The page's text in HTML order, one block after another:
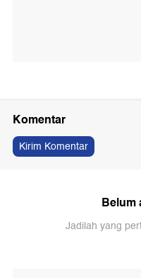
Komentar
Kirim Komentar
Belum
Jadilah yang